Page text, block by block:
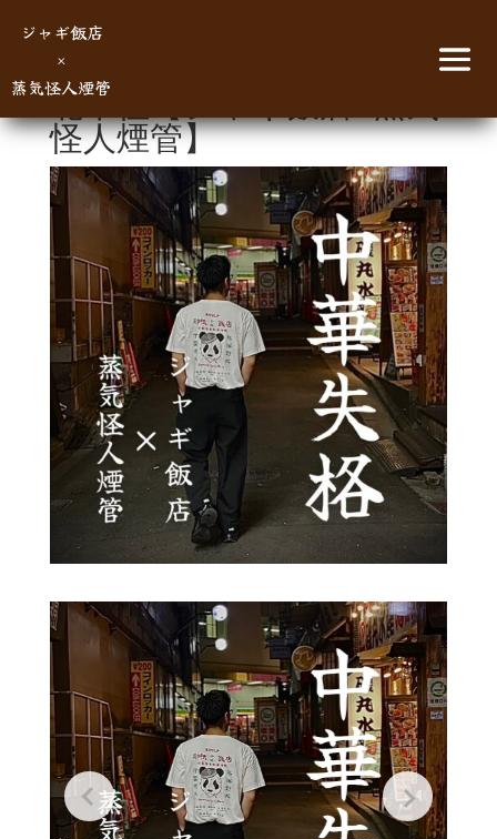
ジャギ飯店
×
蒸気怪人煙管
北千住【ジャギ飯店×蒸気
怪人煙管】